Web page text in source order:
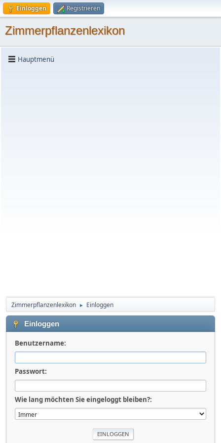
Einloggen Registrieren
Zimmerpflanzenlexikon
Hauptmenü
Zimmerpflanzenlexikon ► Einloggen
Einloggen
Benutzername:
Passwort:
Wie lang möchten Sie eingeloggt bleiben?: